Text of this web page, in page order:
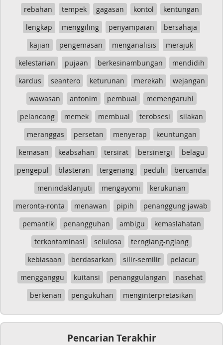
rebahan tempek gagasan kontol
kentungan
lengkap
menggiling penyampaian
bersahaja
kajian
pengemasan menganalisis
merajuk
kelestarian
pujaan berkesinambungan
mendidih
kardus
seantero keturunan merekah
wejangan
wawasan
antonim pembual
memengaruhi
pelancong
memek membual terobsesi
silakan
meranggas
persetan menyerap
keuntungan
kemasan
keabsahan tersirat bersinergi
belagu
pengepul
blasteran tergenang peduli
bercanda
menindaklanjuti
mengayomi
kerukunan
meronta-ronta
menawan pipih
penanggung jawab
pemantik
penangguhan ambigu
kemaslahatan
terkontaminasi
selulosa
terngiang-ngiang
kebiasaan
berdasarkan silir-semilir
pelacur
mengganggu
kuitansi penanggulangan
nasehat
berkenan
pengukuhan menginterpretasikan
Pencarian Terakhir